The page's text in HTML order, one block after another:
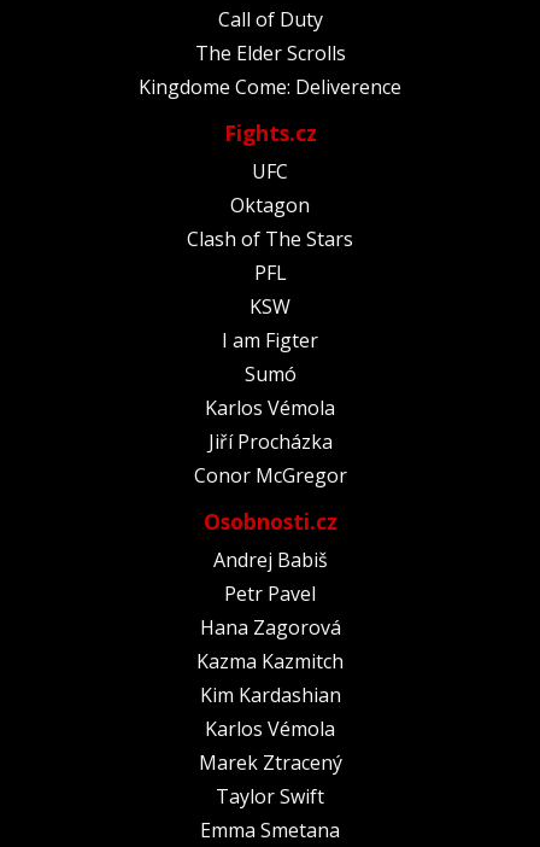
Call of Duty
The Elder Scrolls
Kingdome Come: Deliverence
Fights.cz
UFC
Oktagon
Clash of The Stars
PFL
KSW
I am Figter
Sumó
Karlos Vémola
Jiří Procházka
Conor McGregor
Osobnosti.cz
Andrej Babiš
Petr Pavel
Hana Zagorová
Kazma Kazmitch
Kim Kardashian
Karlos Vémola
Marek Ztracený
Taylor Swift
Emma Smetana